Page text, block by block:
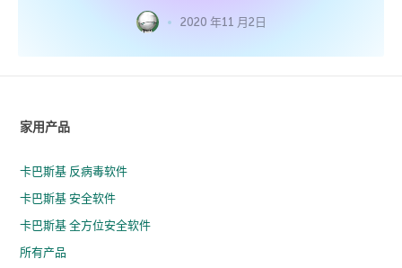
2020 年11 月2日
家用产品
卡巴斯基 反病毒软件
卡巴斯基 安全软件
卡巴斯基 全方位安全软件
所有产品